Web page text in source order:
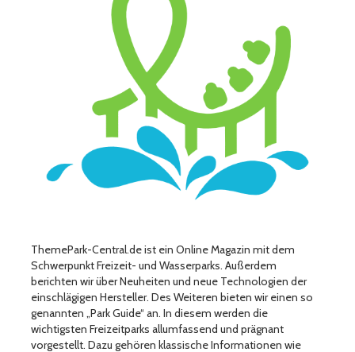
ThemePark-Central.de ist ein Online Magazin mit dem
Schwerpunkt Freizeit- und Wasserparks. Außerdem
berichten wir über Neuheiten und neue Technologien der
einschlägigen Hersteller. Des Weiteren bieten wir einen so
genannten „Park Guide“ an. In diesem werden die
wichtigsten Freizeitparks allumfassend und prägnant
vorgestellt. Dazu gehören klassische Informationen wie